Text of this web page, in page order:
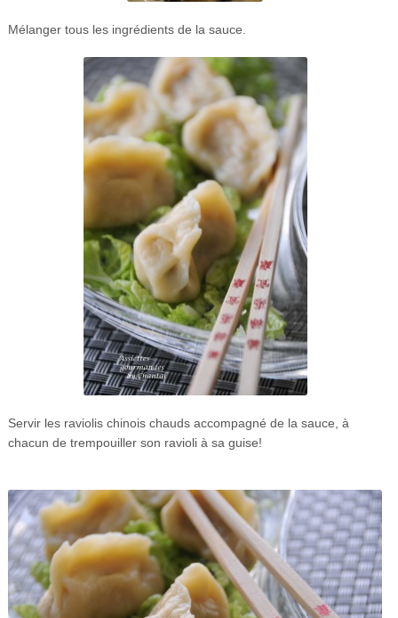
Mélanger tous les ingrédients de la sauce.
Servir les raviolis chinois chauds accompagné de la sauce, à
chacun de trempouiller son ravioli à sa guise!